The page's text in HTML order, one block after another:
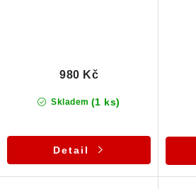
Skladem (1 ks)
980 Kč
Detail